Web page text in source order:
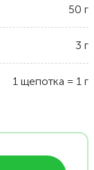
50 г
3 г
1 щепотка = 1 г